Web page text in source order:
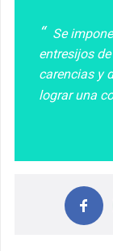
Se
entresijos
carencias y
lograr una